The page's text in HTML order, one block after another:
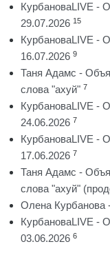
КурбановаLIVE -
29.07.2026 15
КурбановаLIVE -
16.07.2026 9
Таня Адамс -
слова "ахуй" 7
КурбановаLIVE -
24.06.2026 7
КурбановаLIVE -
17.06.2026 7
Таня Адамс -
слова "ахуй"
Олена Курбанова
КурбановаLIVE -
03.06.2026 6